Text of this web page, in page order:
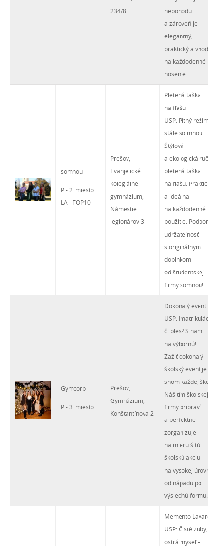
234/8
nepohodu
a zároveň je
elegantný,
praktický a vhodný
na každodenné
nosenie.
somnou
P - 2. miesto
LA - TOP10
Prešov,
Evanjelické
kolegiálne
gymnázium,
Námestie
legionárov 3
Pletená taška
na fľašu
USP: Pitný režim
stále so mnou
Štýlová
a ekologická ručne
pletená taška
na fľašu. Praktická
a ideálna
na každodenné
použitie. Podporte
udržateľnosť
s originálnym
doplnkom
od študentskej
firmy somnou!
Gymcorp
P - 3. miesto
Prešov,
Gymnázium,
Konštantínova 2
Dokonalý event
USP: Imatrikulácia
či ples? S nami
na výbornú!
Zažiť dokonalý
školský event je
snom každej školy.
Náš tím školskej
firmy pripraví
a perfektne
zorganizuje
na mieru šitú
školskú akciu
na vysokej úrovni
od nápadu po
výslednú formu.
Memento Lavare
USP: Čisté zuby,
ostrá myseľ –